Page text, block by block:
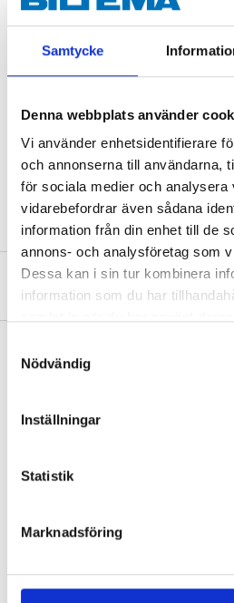
Samtycke
Denna webbplats använder
Vi använder enhetsidentifierare
och annonserna till användarna,
för sociala medier och analysera
vidarebefordrar även sådana
information från din enhet till de
annons- och analysföretag som
Dessa kan i sin tur kombinera
information som du har
Nödvändig
Inställningar
Statistik
Marknadsföring
Length
Width
Height
About the manufacturer
Pay & Collect in your local store within
Other